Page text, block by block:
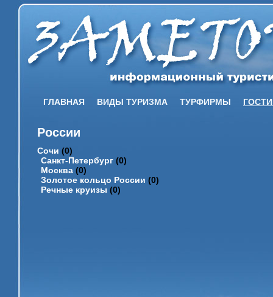
ГЛАВНАЯ ВИДЫ ТУРИЗМА ТУРФИРМЫ
России
Сочи (0)
Санкт-Петербург (0)
Москва (0)
Золотое кольцо России (0)
Речные круизы (0)